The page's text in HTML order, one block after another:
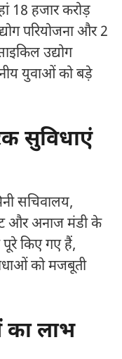
18 हजार करोड़
परियोजना और 2
उद्योग
युवाओं को बड़े
सुविधाएं
सचिवालय,
और अनाज मंडी के
पूरे किए गए हैं,
को मजबूती
लाभ